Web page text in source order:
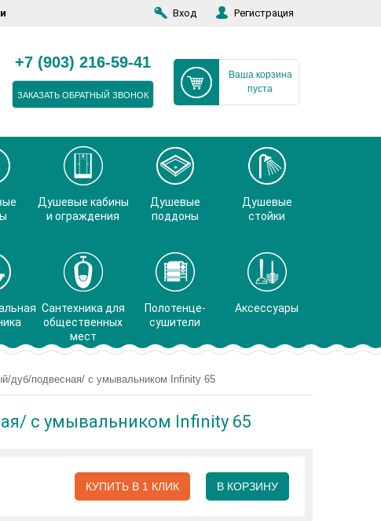
Вход Регистрация
+7 (903) 216-59-41
ЗАКАЗАТЬ ОБРАТНЫЙ ЗВОНОК
Ваша корзина
пуста
Душевые кабины
и ограждения
Душевые
поддоны
Душевые
стойки
Сантехника для
общественных
мест
Полотенце-
сушители
Аксессуары
дуб/подвесная/ с умывальником Infinity 65
с умывальником Infinity 65
КУПИТЬ В 1 КЛИК В КОРЗИНУ